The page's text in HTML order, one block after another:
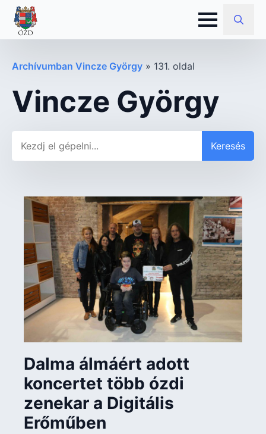
Search
Archívumban Vincze György » 131. oldal
Vincze György
Keresés
Dalma álmáért adott
koncertet több ózdi
zenekar a Digitális
Erőműben